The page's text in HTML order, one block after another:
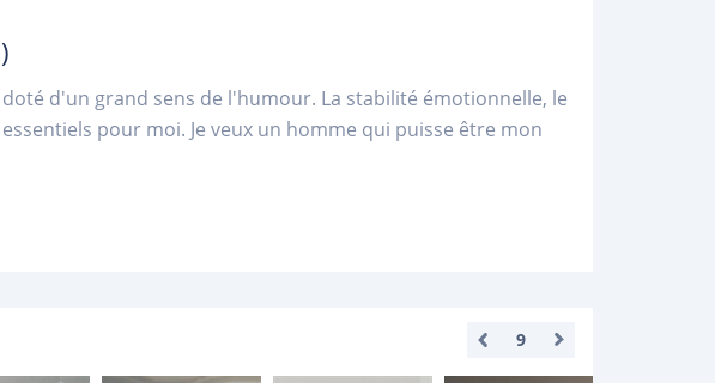
d'un grand sens de l'humour. La stabilité émotionnelle, le
pour moi. Je veux un homme qui puisse être mon
9